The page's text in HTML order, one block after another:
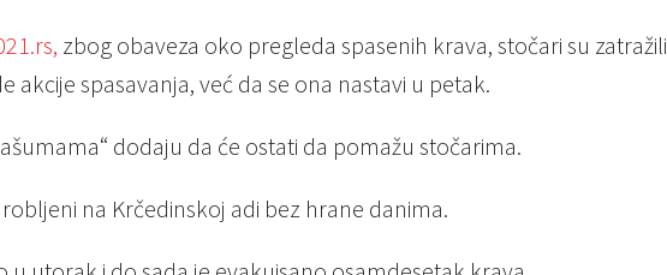
zbog obaveza oko pregleda spasenih krava, stočari su zatražili
akcije spasavanja, već da se ona nastavi u petak.
dodaju da će ostati da pomažu stočarima.
na Krčedinskoj adi bez hrane danima.